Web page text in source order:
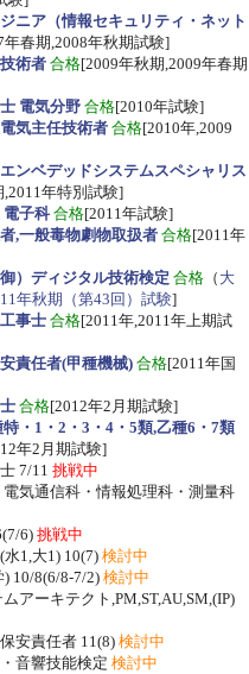
ニア（情報セキュリティ・ネット
年春期,2008年秋期試験]
術者 合格[2009年秋期,2009年春期
電気分野合格[2010年試験]
気主任技術者 合格[2010年,2009
エンベデッドシステムスペシャリス
,2011年特別試験]
電子科 合格[2011年試験]
,一般毒物劇物取扱者 合格[2011年
）ディジタル技術検定 合格 （ 大
年秋期（第43回）試験]
事士 合格[2011年,2011年上期試
責任者(甲種機械) 合格[2011年国
合格[2012年2月期試験]
・1・2・3・4・5類,乙種6・7類
年2月期試験]
7/11 挑戦中
気通信科・情報処理科・測量科
6) 挑戦中
1,大1) 10(7)検討中
10/8(6/8-7/2)検討中
アーキテクト,PM,ST,AU,SM,(IP)
安責任者 11(8)検討中
音響技能検定 検討中